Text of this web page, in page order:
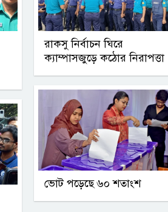
রাকসু নির্বাচন ঘিরে
ক্যাম্পাসজুড়ে কঠোর নিরাপত্তা
ভোট পড়েছে ৬০ শতাংশ